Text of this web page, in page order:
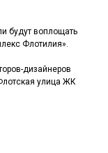
будут воплощать
Флотилия».
дизайнеров
улица ЖК